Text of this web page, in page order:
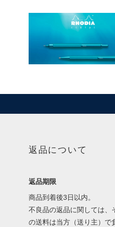
返品について
返品期限
商品到着後3日以内。
不良品の返品に関しては、
の送料は当方（送り主）で